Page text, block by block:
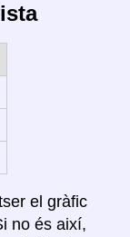
el gràfic
no és així,